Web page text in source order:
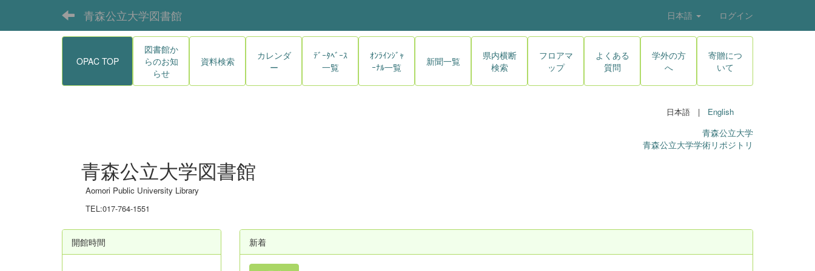
青森公立大学図書館 日本語 ログイン
OPAC TOP
図書館か
らのお知
らせ
資料検索
カレンダ
ー
ﾃﾞｰﾀﾍﾞｰｽ
一覧
ｵﾝﾗｲﾝｼﾞｬ
ｰﾅﾙ一覧
新聞一覧
県内横断
検索
フロアマ
ップ
よくある
質問
学外の方
へ
寄贈につ
いて
日本語 | English
青森公立大学
青森公立大学学術リポジトリ
青森公立大学図書館
Aomori Public University Library
TEL:017-764-1551
新着
開館時間